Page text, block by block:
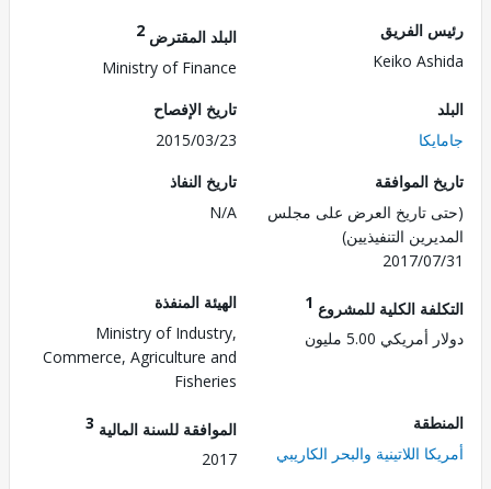
الفريق
Keiko
البلد المقترض
Ministry of Finance
تاريخ الإفصاح
2015/03/23
الموافقة
تاريخ العرض على مجلس
التنفيذيين)
2017/
تاريخ النفاذ
N/A
الكلية للمشروع1
5.00 مليون
الهيئة المنفذة
Ministry of Industry,
Commerce, Agriculture and
Fisheries
اللاتينية والبحر الكاريبي
الموافقة للسنة المالية3
2017